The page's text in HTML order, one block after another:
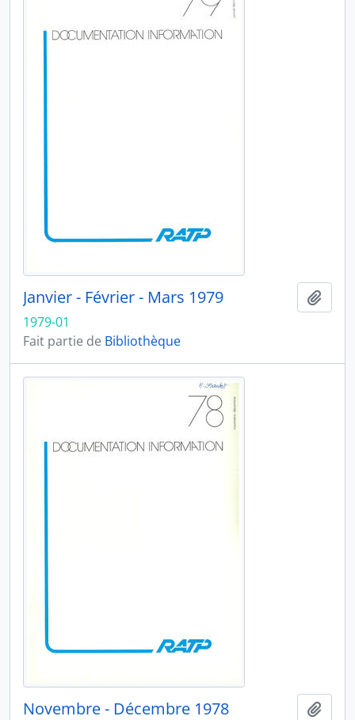
Janvier - Février - Mars 1979
1979-01
Fait partie de Bibliothèque
Novembre - Décembre 1978